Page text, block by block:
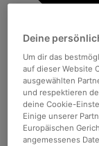
Deine
Um dir das
auf dieser Website
ausgewählten
und respektieren
deine Cookie-
Einige unserer
Europäischen
angemessenes